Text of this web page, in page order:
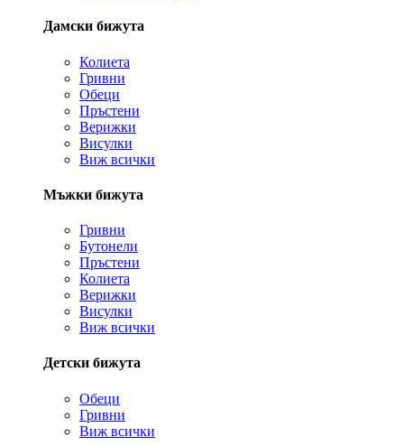
Дамски бижута
Колиета
Гривни
Обеци
Пръстени
Верижки
Висулки
Виж всички
Мъжки бижута
Гривни
Бутонели
Пръстени
Колиета
Верижки
Висулки
Виж всички
Детски бижута
Обеци
Гривни
Виж всички